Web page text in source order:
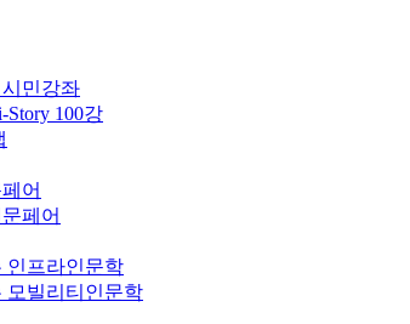
민강좌
Story 100강
어
페어
인프라인문학
모빌리티인문학